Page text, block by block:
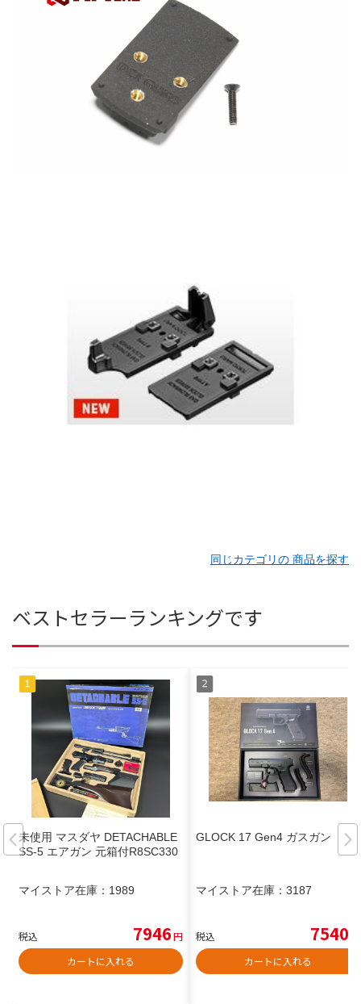
同じカテゴリの 商品を探す
ベストセラーランキングです
未使用 マスダヤ DETACHABLE
SS-5 エアガン 元箱付R8SC330
マイストア在庫： 1989
税込 7946円
カートに入れる
GLOCK 17 Gen4 ガスガン
マイストア在庫： 3187
税込 7540
カートに入れる